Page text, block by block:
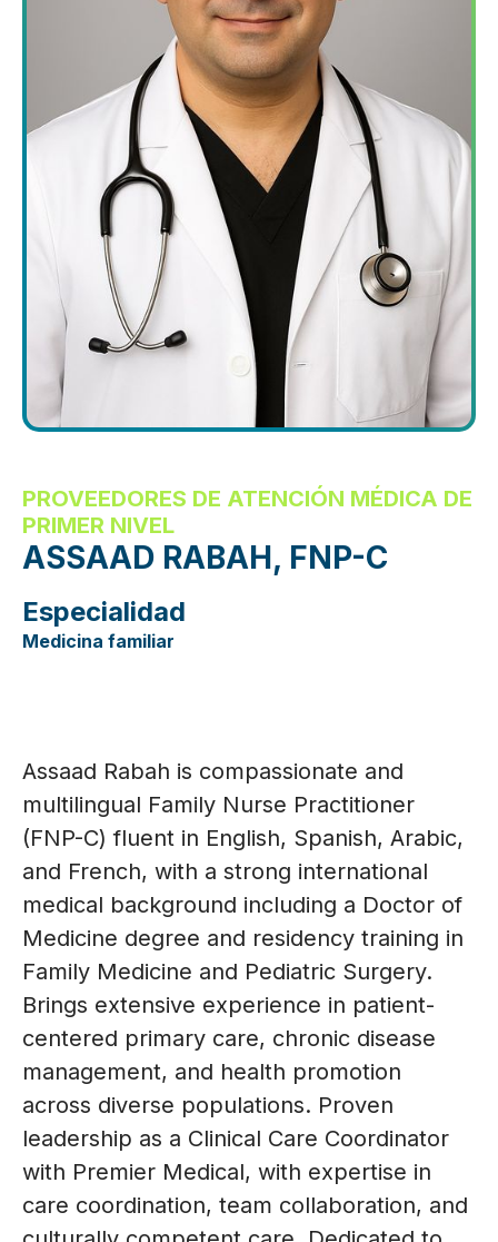
PROVEEDORES DE ATENCIÓN MÉDICA DE
PRIMER NIVEL
ASSAAD RABAH, FNP-C
Especialidad
Medicina familiar
Assaad Rabah is compassionate and
multilingual Family Nurse Practitioner
(FNP-C) fluent in English, Spanish, Arabic,
and French, with a strong international
medical background including a Doctor of
Medicine degree and residency training in
Family Medicine and Pediatric Surgery.
Brings extensive experience in patient-
centered primary care, chronic disease
management, and health promotion
across diverse populations. Proven
leadership as a Clinical Care Coordinator
with Premier Medical, with expertise in
care coordination, team collaboration, and